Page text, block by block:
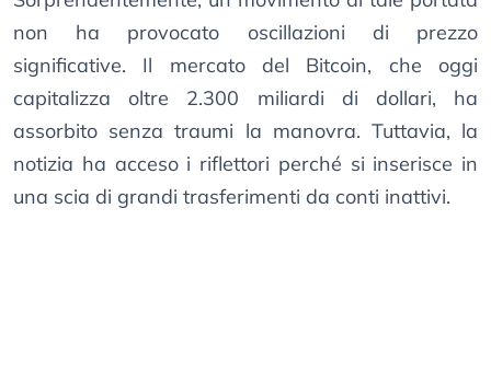
non ha provocato oscillazioni di prezzo
significative. Il mercato del Bitcoin, che oggi
capitalizza oltre 2.300 miliardi di dollari, ha
assorbito senza traumi la manovra. Tuttavia, la
notizia ha acceso i riflettori perché si inserisce in
una scia di grandi trasferimenti da conti inattivi.